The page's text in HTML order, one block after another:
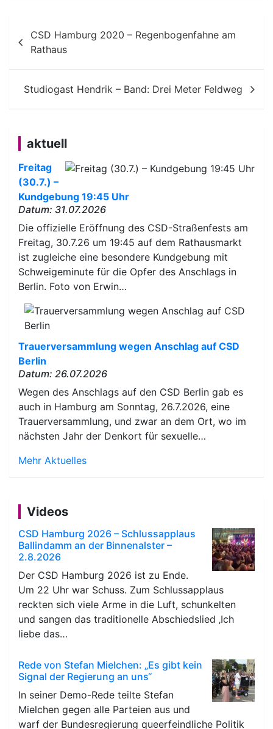
Beitragsnavigation
CSD Hamburg 2020 – Regenbogenfahne am
Rathaus
Studiogast Hendrik – Band: Drei Meter Feldweg
aktuell
Freitag
(30.7.) –
Kundgebung 19:45 Uhr
Datum: 31.07.2026
Die offizielle Eröffnung des CSD-Straßenfests am
Freitag, 30.7.26 um 19:45 auf dem Rathausmarkt
ist zugleiche eine besondere Kundgebung mit
Schweigeminute für die Opfer des Anschlags in
Berlin. Foto von Erwin…
Trauerversammlung wegen Anschlag auf CSD
Berlin
Datum: 26.07.2026
Wegen des Anschlags auf den CSD Berlin gab es
auch in Hamburg am Sonntag, 26.7.2026, eine
Trauerversammlung, und zwar an dem Ort, wo im
nächsten Jahr der Denkort für sexuelle…
Mehr Aktuelles
Videos
CSD Hamburg 2026 – Schlussapplaus
Ballindamm an der Binnenalster –
2.8.2026
Der CSD Hamburg 2026 ist zu Ende.
Um 22 Uhr war Schuss. Zum Schlussapplaus
reckten sich viele Arme in die Luft, schunkelten
und sangen das traditionelle Abschiedslied ‚Ich
liebe das…
Rede von Stefan Mielchen: „Es gibt kein
Signal der Regierung an uns“
In seiner Demo-Rede teilte Stefan
Mielchen gegen alle Parteien aus und
warf der Bundesregierung queerfeindliche Politik